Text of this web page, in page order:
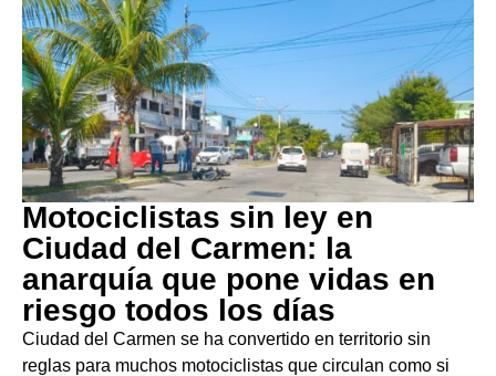
Motociclistas sin ley en
Ciudad del Carmen: la
anarquía que pone vidas en
riesgo todos los días
Ciudad del Carmen se ha convertido en territorio sin
reglas para muchos motociclistas que circulan como si